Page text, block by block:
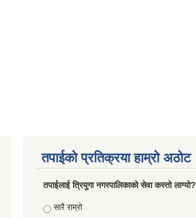
तपाईको प्रतिक्रया हाम्रो अठोट
तपाईलाई त्रियुगा नगरपालिकाको सेवा कस्तो लाग्यो?
Choices
सारै राम्रो